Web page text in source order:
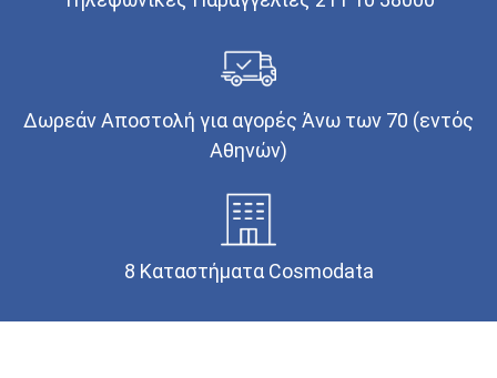
Δωρεάν Αποστολή για αγορές Άνω των 70 (εντός
Αθηνών)
8 Καταστήματα Cosmodata